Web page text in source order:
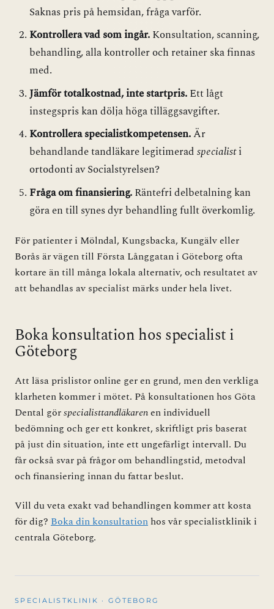
Saknas pris på hemsidan, fråga varför.
Kontrollera vad som ingår.Konsultation, scanning,
behandling, alla kontroller och retainer ska finnas
med.
Jämför totalkostnad, inte startpris.Ett lågt
instegspris kan dölja höga tilläggsavgifter.
Kontrollera specialistkompetensen.Är
behandlande tandläkare legitimeradspecialisti
ortodonti av Socialstyrelsen?
Fråga om finansiering.Räntefri delbetalning kan
göra en till synes dyr behandling fullt överkomlig.
För patienter i Mölndal, Kungsbacka, Kungälv eller
Borås är vägen till Första Långgatan i Göteborg ofta
kortare än till många lokala alternativ, och resultatet av
att behandlas av specialist märks under hela livet.
Boka konsultation hos specialist i
Göteborg
Att läsa prislistor online ger en grund, men den verkliga
klarheten kommer i mötet. På konsultationen hos Göta
Dental görspecialisttandläkarenen individuell
bedömning och ger ett konkret, skriftligt pris baserat
på just din situation, inte ett ungefärligt intervall. Du
får också svar på frågor om behandlingstid, metodval
och finansiering innan du fattar beslut.
Vill du veta exakt vad behandlingen kommer att kosta
för dig? Boka din konsultation hos vår specialistklinik i
centrala Göteborg.
SPECIALISTKLINIK · GÖTEBORG